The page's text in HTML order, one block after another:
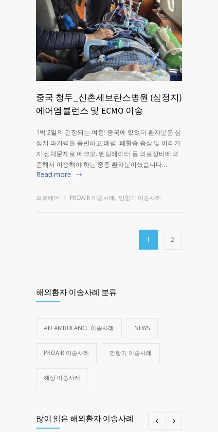
중국 청두_신촌세브란스병원 (심정지)
에어엠뷸런스 및 ECMO 이송
1박 2일의 긴장되는 여정! 중국에 있었더 환자분은 심
정지 과거력을 동반하고 폐렴. 폐혈증 증상 및 여러가
지 신체문제로 에크모. 벤틸레이터 등 의료장비에 의
존해서 이송해야 하는 중증 환자분이셨습니다….
Read more
프로에어 PROAIR 이송사례, 민항기 이송사례
1 2
해외환자 이송사례 분류
AIR AMBULANCE 이송사례 NEWS
PROAIR 이송사례 민항기 이송사례
해상 이송사례
많이 읽은 해외환자 이송사례